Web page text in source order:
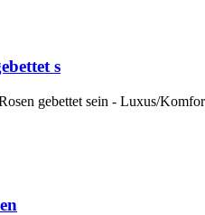
s
gebettet sein - Luxus/